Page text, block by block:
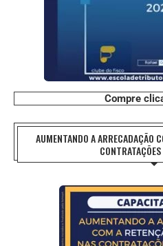
Compre
AUMENTANDO A ARRECADAÇÃO